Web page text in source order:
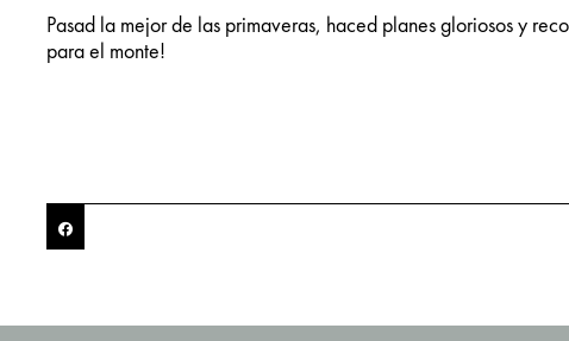
Pasad la mejor de las primaveras, haced planes gloriosos y
para el monte!